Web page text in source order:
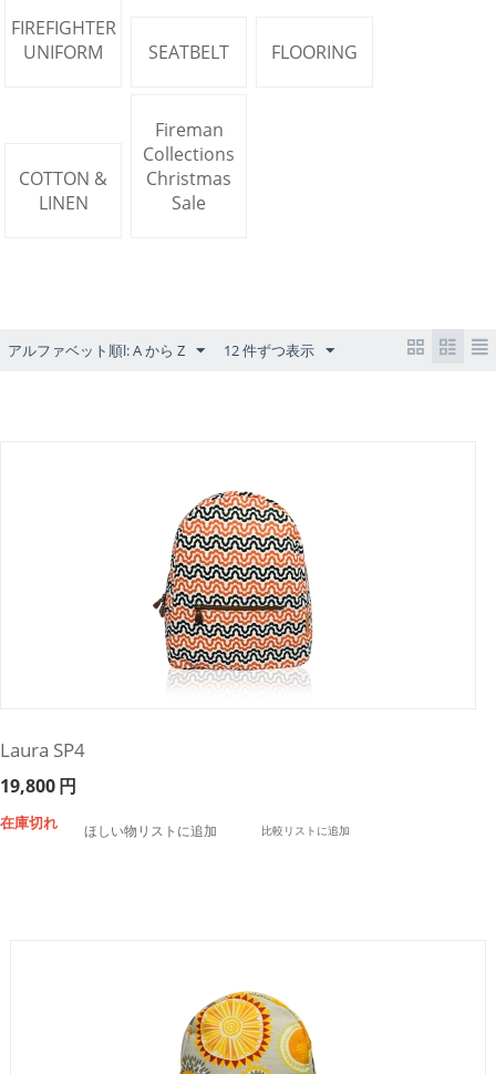
FIREFIGHTER
UNIFORM
SEATBELT FLOORING
COTTON &
LINEN
Fireman
Collections
Christmas
Sale
アルファベット順l: A から Z 12 件ずつ表示
Laura SP4
19,800円
在庫切れ ほしい物リストに追加 比較リストに追加